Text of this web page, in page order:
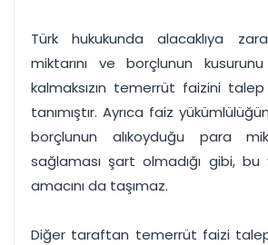
Türk hukukunda alacaklıya
miktarını ve borçlunun
kalmaksızın temerrüt faizini
tanımıştır. Ayrıca faiz
borçlunun alıkoyduğu para
sağlaması şart olmadığı gibi, bu
amacını da taşımaz.
Diğer taraftan temerrüt faizi